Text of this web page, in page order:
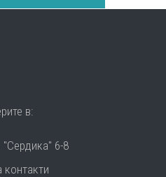
в:
6-8
контакти